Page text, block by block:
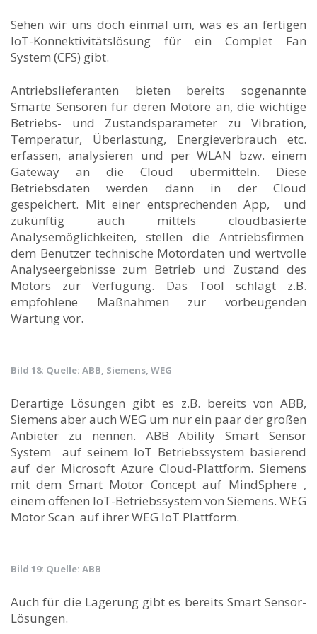
Sehen wir uns doch einmal um, was es an fertigen
IoT-Konnektivitätslösung für ein Complet Fan
System (CFS) gibt.
Antriebslieferanten bieten bereits sogenannte
Smarte Sensoren für deren Motore an, die wichtige
Betriebs- und Zustandsparameter zu Vibration,
Temperatur, Überlastung, Energieverbrauch etc.
erfassen, analysieren und per WLAN bzw. einem
Gateway an die Cloud übermitteln. Diese
Betriebsdaten werden dann in der Cloud
gespeichert. Mit einer entsprechenden App, und
zukünftig auch mittels cloudbasierte
Analysemöglichkeiten, stellen die Antriebsfirmen
dem Benutzer technische Motordaten und wertvolle
Analyseergebnisse zum Betrieb und Zustand des
Motors zur Verfügung. Das Tool schlägt z.B.
empfohlene Maßnahmen zur vorbeugenden
Wartung vor.
Bild 18: Quelle: ABB, Siemens, WEG
Derartige Lösungen gibt es z.B. bereits von ABB,
Siemens aber auch WEG um nur ein paar der großen
Anbieter zu nennen. ABB Ability Smart Sensor
System auf seinem IoT Betriebssystem basierend
auf der Microsoft Azure Cloud-Plattform. Siemens
mit dem Smart Motor Concept auf MindSphere ,
einem offenen IoT-Betriebssystem von Siemens. WEG
Motor Scan auf ihrer WEG IoT Plattform.
Bild 19: Quelle: ABB
Auch für die Lagerung gibt es bereits Smart Sensor-
Lösungen.